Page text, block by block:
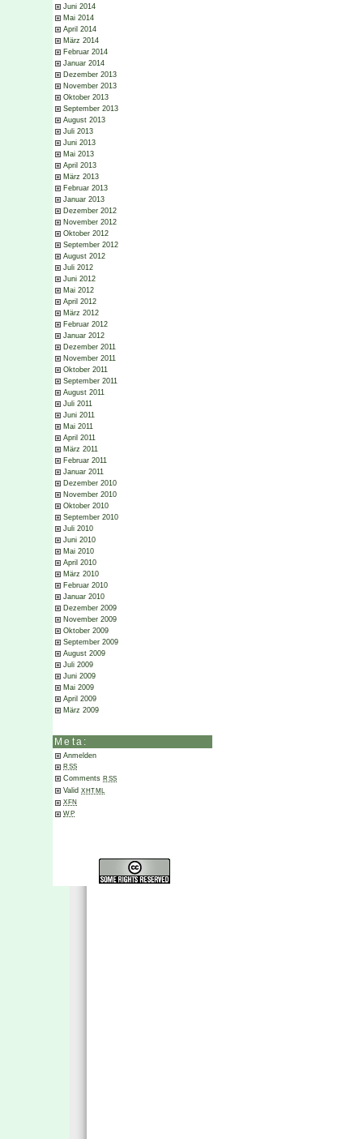
Juni 2014
Mai 2014
April 2014
März 2014
Februar 2014
Januar 2014
Dezember 2013
November 2013
Oktober 2013
September 2013
August 2013
Juli 2013
Juni 2013
Mai 2013
April 2013
März 2013
Februar 2013
Januar 2013
Dezember 2012
November 2012
Oktober 2012
September 2012
August 2012
Juli 2012
Juni 2012
Mai 2012
April 2012
März 2012
Februar 2012
Januar 2012
Dezember 2011
November 2011
Oktober 2011
September 2011
August 2011
Juli 2011
Juni 2011
Mai 2011
April 2011
März 2011
Februar 2011
Januar 2011
Dezember 2010
November 2010
Oktober 2010
September 2010
Juli 2010
Juni 2010
Mai 2010
April 2010
März 2010
Februar 2010
Januar 2010
Dezember 2009
November 2009
Oktober 2009
September 2009
August 2009
Juli 2009
Juni 2009
Mai 2009
April 2009
März 2009
Meta:
Anmelden
RSS
Comments RSS
Valid XHTML
XFN
WP